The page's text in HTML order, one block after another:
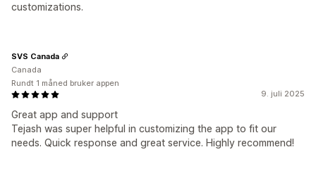
customizations.
9. juli 2025
Great app and support
Tejash was super helpful in customizing the app to fit our
needs. Quick response and great service. Highly recommend!
SVS Canada
Canada
Rundt 1 måned bruker appen